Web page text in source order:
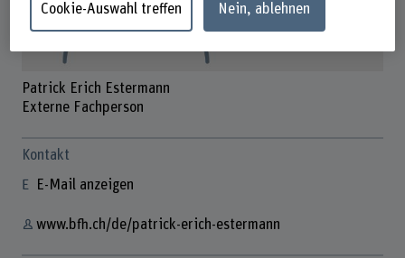
Patrick Erich Estermann
Externe Fachperson
Kontakt
E-Mail anzeigen
www.bfh.ch/de/patrick-erich-estermann
Cookie-Auswahl treffen Nein, ablehnen